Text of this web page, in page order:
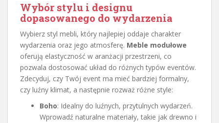
Wybór stylu i designu
dopasowanego do wydarzenia
Wybierz styl mebli, który najlepiej oddaje charakter
wydarzenia oraz jego atmosferę. Meble modułowe
oferują elastyczność w aranżacji przestrzeni, co
pozwala dostosować układ do różnych typów eventów.
Zdecyduj, czy Twój event ma mieć bardziej formalny,
czy luźny klimat, a następnie rozważ różne style:
Boho: Idealny do luźnych, przytulnych wydarzeń.
Wprowadź naturalne materiały, takie jak drewno i